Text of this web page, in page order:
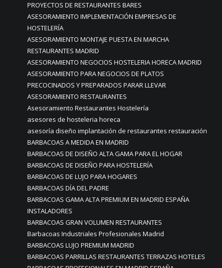
PROYECTOS DE RESTAURANTES BARES
ASESORAMIENTO IMPLEMENTACIÓN EMPRESAS DE
HOSTELERÍA
ASESORAMIENTO MONTAJE PUESTA EN MARCHA
RESTAURANTES MADRID
ASESORAMIENTO NEGOCIOS HOSTELERIA HORECA MADRID
ASESORAMIENTO PARA NEGOCIOS DE PLATOS
PRECOCINADOS Y PREPARADOS PARAR LLEVAR
ASESORAMIENTO RESTAURANTES
Asesoramiento Restaurantes Hostelería
asesores de hosteleria horeca
asesoría diseño implantación de restaurantes restauración
BARBACOAS A MEDIDA EN MADRID
BARBACOAS DE DISEÑO ALTA GAMA PARA EL HOGAR
BARBACOAS DE DISEÑO PARA HOSTELERÍA
BARBACOAS DE LUJO PARA HOGARES
BARBACOAS DÍA DEL PADRE
BARBACOAS GAMA ALTA PREMIUM EN MADRID ESPAÑA
INSTALADORES
BARBACOAS GRAN VOLUMEN RESTAURANTES
Barbacoas Industriales Profesionales Madrid
BARBACOAS LUJO PREMIUM MADRID
BARBACOAS PARRILLAS RESTAURANTES TERRAZAS HOTELES